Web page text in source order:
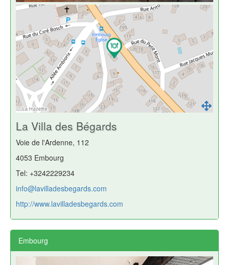
La Villa des Bégards
Voie de l'Ardenne, 112
4053 Embourg
Tel: +3242229234
info@lavilladesbegards.com
http://www.lavilladesbegards.com
Embourg